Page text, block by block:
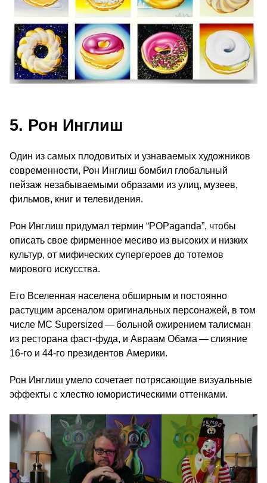
5. Рон Инглиш
Один из самых плодовитых и узнаваемых художников
современности, Рон Инглиш бомбил глобальный
пейзаж незабываемыми образами из улиц, музеев,
фильмов, книг и телевидения.
Рон Инглиш придумал термин “POPaganda”, чтобы
описать свое фирменное месиво из высоких и низких
культур, от мифических супергероев до тотемов
мирового искусства.
Его Вселенная населена обширным и постоянно
растущим арсеналом оригинальных персонажей, в том
числе MC Supersized — больной ожирением талисман
из ресторана фаст-фуда, и Авраам Обама — слияние
16-го и 44-го президентов Америки.
Рон Инглиш умело сочетает потрясающие визуальные
эффекты с хлестко юмористическими оттенками.